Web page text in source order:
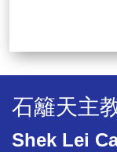
石籬天主
Shek Lei